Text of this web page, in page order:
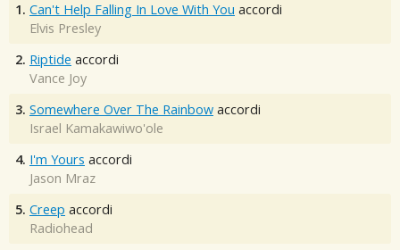
1. Can't Help Falling In Love With You accordi
Elvis Presley
2. Riptide accordi
Vance Joy
3. Somewhere Over The Rainbow accordi
Israel Kamakawiwo'ole
4. I'm Yours accordi
Jason Mraz
5. Creep accordi
Radiohead